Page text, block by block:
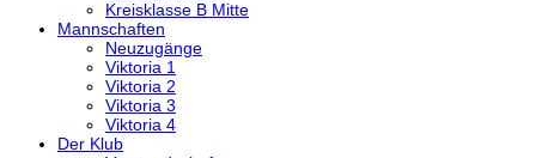
Kreisklasse B Mitte
Mannschaften
Neuzugänge
Viktoria 1
Viktoria 2
Viktoria 3
Viktoria 4
Der Klub